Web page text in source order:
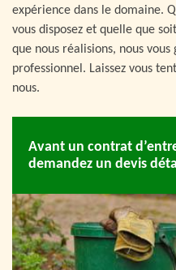
expérience dans le domaine.
vous disposez et quelle que
que nous réalisions, nous
professionnel. Laissez vous
nous.
Avant un contrat
demandez un devis